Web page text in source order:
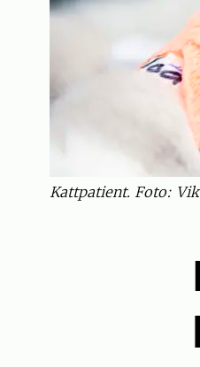
Kattpatient. Foto: